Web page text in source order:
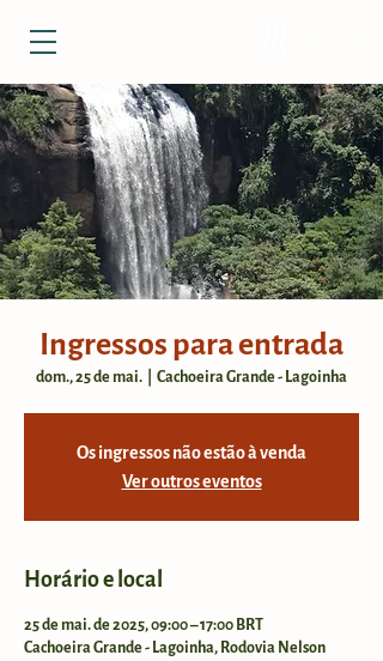
Ingressos para entrada
dom., 25 de mai. Cachoeira Grande - Lagoinha
Os ingressos não estão à venda
Ver outros eventos
Horário e local
25 de mai. de 2025, 09:00 – 17:00 BRT
Cachoeira Grande - Lagoinha, Rodovia Nelson